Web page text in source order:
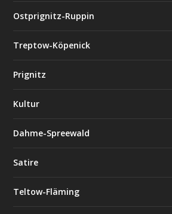
Ostprignitz-Ruppin
Treptow-Köpenick
Prignitz
Kultur
Dahme-Spreewald
Satire
Teltow-Fläming